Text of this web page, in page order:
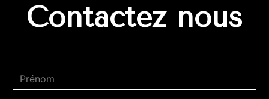
Contactez nous